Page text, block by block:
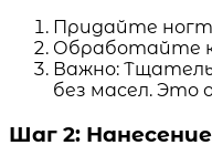
Придайте
Обработайте
Важно:
без масел. Это
Шаг 2: